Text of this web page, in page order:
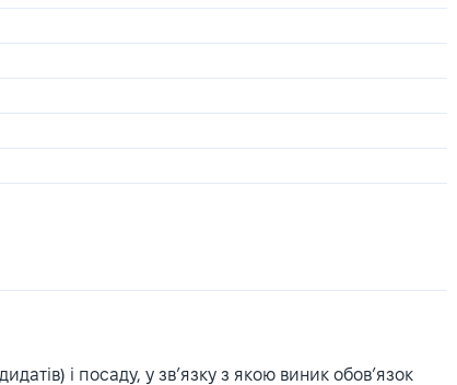
і посаду, у зв’язку з якою виник обов’язок